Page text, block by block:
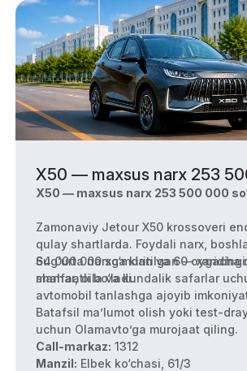
X50 — maxsus narx 253
so‘mdan
X50 — maxsus narx 253 500 000
Zamonaviy Jetour X50 krossoveri
qulay shartlarda. Foydali narx,
64 000 000 so‘mdan va 60
shahar, oila va kundalik safarlar
avtomobil tanlashga ajoyib
Sug‘urta narxga kiritilgan —
manfaatli bo‘ladi.
Batafsil ma’lumot olish yoki test-
uchun Olamavto’ga murojaat qiling.
Call-markaz: 1312
Manzil: Elbek ko‘chasi, 61/3